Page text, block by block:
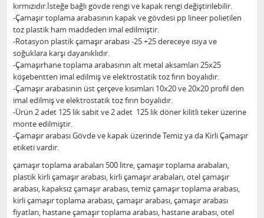
kırmızıdır.İsteğe bağlı gövde rengi ve kapak rengi değiştirilebilir.
-Çamaşır toplama arabasının kapak ve gövdesi pp lineer polietilen
toz plastik ham maddeden imal edilmiştir.
-Rotasyon plastik çamaşır arabası -25 +25 dereceye ısıya ve
soğuklara karşı dayanıklıdır.
-Çamaşırhane toplama arabasının alt metal aksamları 25x25
köşebentten imal edilmiş ve elektrostatik toz fırın boyalıdır.
-Çamaşır arabasının üst çerçeve kısımları 10x20 ve 20x20 profil den
imal edilmiş ve elektrostatik toz fırın boyalıdır.
-Ürün 2 adet 125 lik sabit ve 2 adet 125 lik döner kilitli teker üzerine
monte edilmiştir.
-Çamaşır arabası Gövde ve kapak üzerinde Temiz ya da Kirli Çamaşır
etiketi vardır.
çamaşır toplama arabaları 500 litre, çamaşır toplama arabaları,
plastik kirli çamaşır arabası, kirli çamaşır arabaları, otel çamaşır
arabası, kapaksız çamaşır arabası, temiz çamaşır toplama arabası,
kirli çamaşır toplama arabası, çamaşır arabası, çamaşır arabası
fiyatları, hastane çamaşır toplama arabası, hastane arabası, otel